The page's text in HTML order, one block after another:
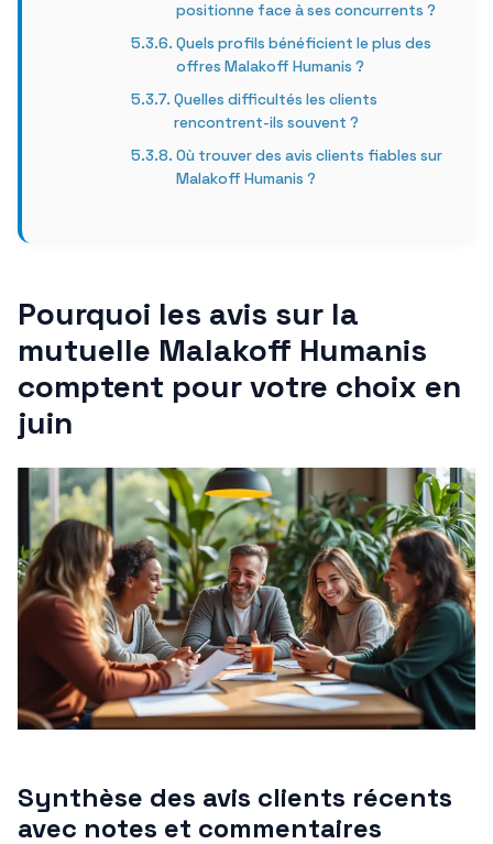
positionne face à ses concurrents ?
Quels profils bénéficient le plus des
offres Malakoff Humanis ?
Quelles difficultés les clients
rencontrent-ils souvent ?
Où trouver des avis clients fiables sur
Malakoff Humanis ?
Pourquoi les avis sur la
mutuelle Malakoff Humanis
comptent pour votre choix en
juin
Synthèse des avis clients récents
avec notes et commentaires